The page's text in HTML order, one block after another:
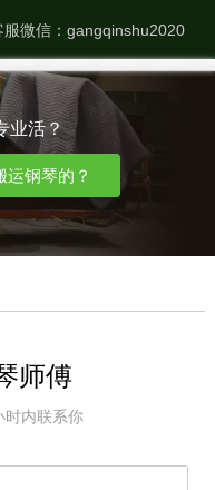
服微信：
业活？
运钢琴的？
师傅
时内联系你